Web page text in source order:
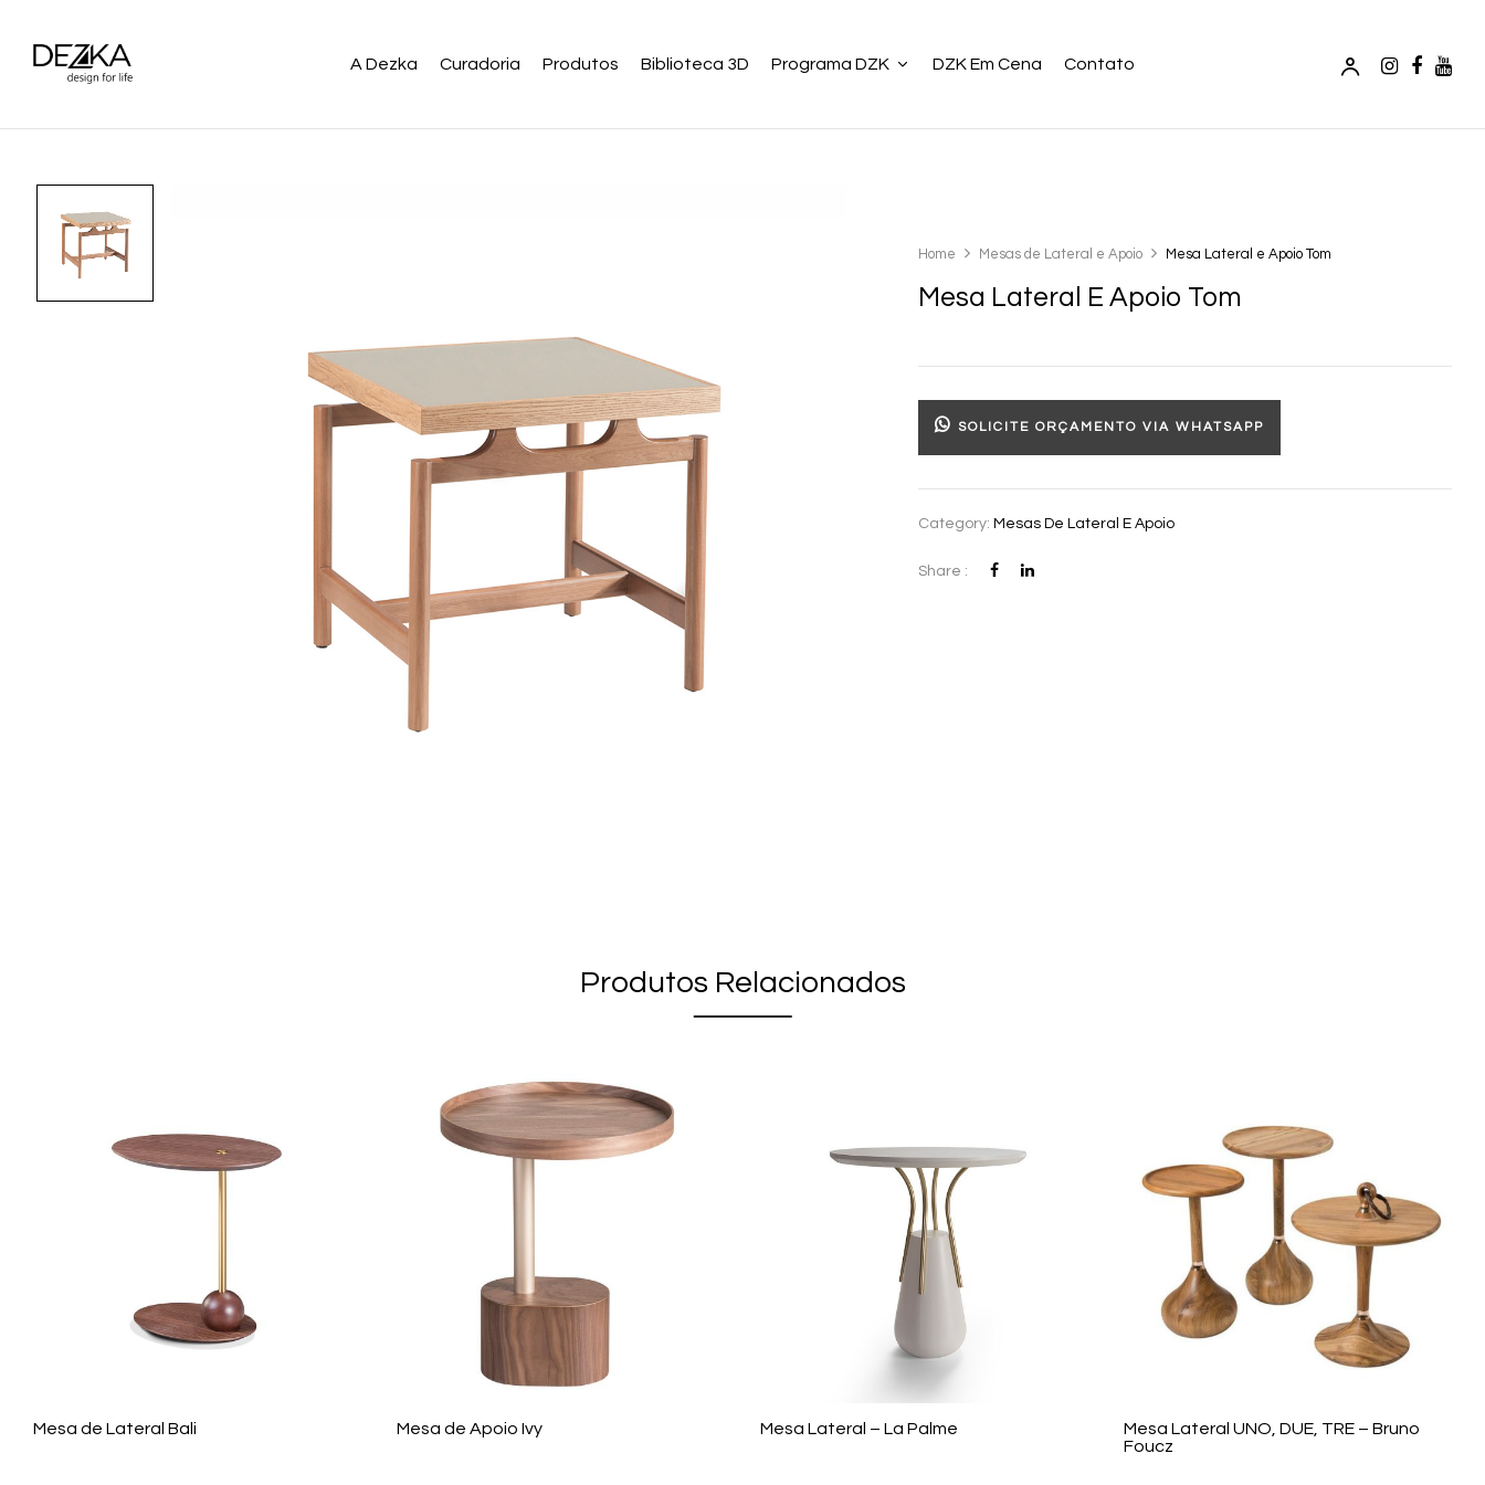
A Dezka Curadoria Produtos Biblioteca 3D Programa DZK DZK Em Cena Contato
Home Mesas de Lateral e Apoio Mesa Lateral e Apoio Tom
Mesa Lateral E Apoio Tom
SOLICITE ORÇAMENTO VIA WHATSAPP
Category: Mesas De Lateral E Apoio
Share :
Produtos Relacionados
Mesa de Lateral Bali Mesa de Apoio Ivy Mesa Lateral – La Palme
Mesa Lateral UNO, DUE, TRE – Bruno
Foucz